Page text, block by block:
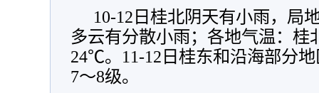
10-12日桂北阴天有小雨，局
多云有分散小雨；各地气温：
24℃。11-12日桂东和沿海部分
7～8级。